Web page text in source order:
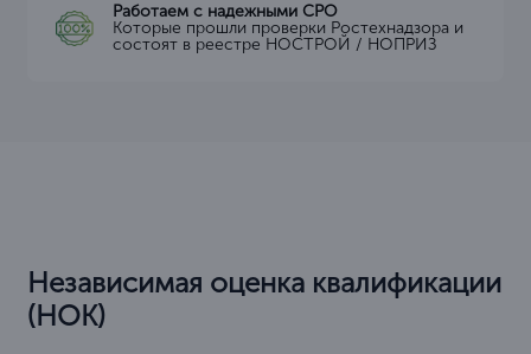
Работаем с надежными СРО
Которые прошли проверки Ростехнадзора и
состоят в реестре НОСТРОЙ / НОПРИЗ
Независимая оценка квалификации
(НОК)